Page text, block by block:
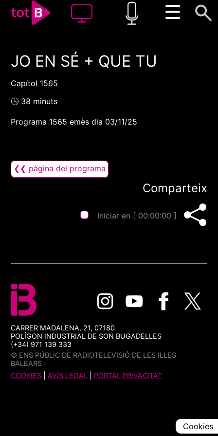
☰
00:00 00:00
JO EN SÉ + QUE TU
Capítol 1565
🕓 38 minuts
Programa 1565 emès dia 03/11/25
❮❮ pàgina del programa
Comparteix
Iniciar en [ 00:00:00 ]
CARRER MADALENA, 21, 07180
POLÍGON INDUSTRIAL DE SON BUGADELLES
(+34) 971 139 333
© ENS PÚBLIC DE RADIOTELEVISIÓ DE LES ILLES
BALEARS
COOKIES |AVÍS LEGAL PORTAL PRIVACITAT
Cookies